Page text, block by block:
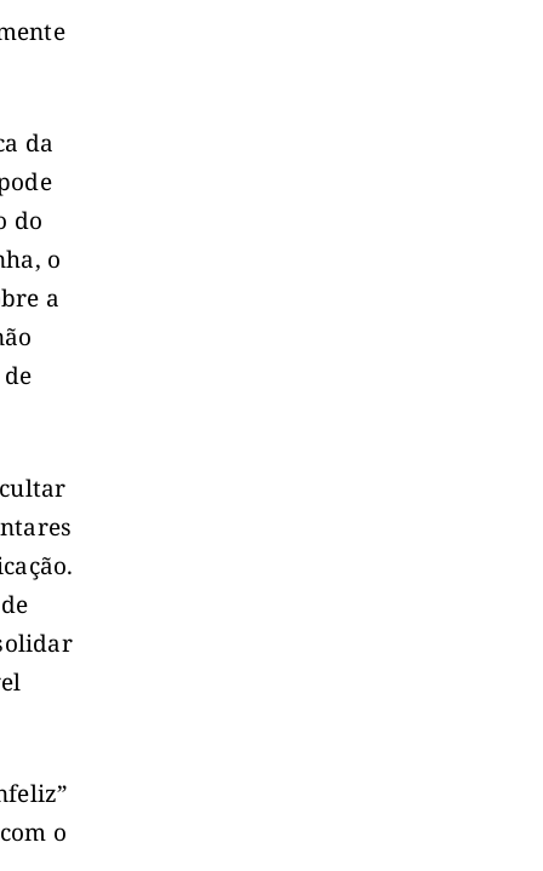
da
do
o
a
o